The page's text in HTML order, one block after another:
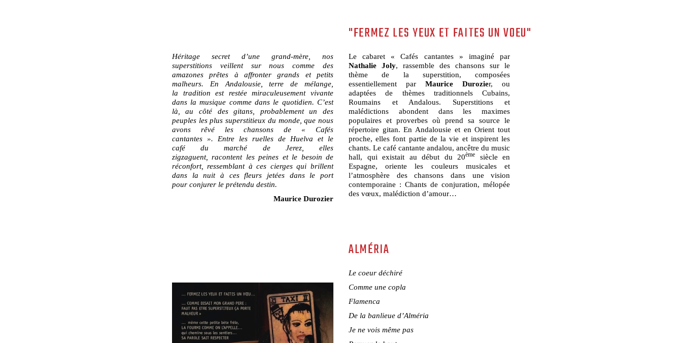
"FERMEZ LES YEUX ET FAITES UN VOEU"
Héritage secret d’une grand-mère, nos
superstitions veillent sur nous comme des
amazones prêtes à affronter grands et petits
malheurs. En Andalousie, terre de mélange,
la tradition est restée miraculeusement vivante
dans la musique comme dans le quotidien. C’est
là, au côté des gitans, probablement un des
peuples les plus superstitieux du monde, que nous
avons rêvé les chansons de « Cafés
cantantes ». Entre les ruelles de Huelva et le
café du marché de Jerez, elles
zigzaguent, racontent les peines et le besoin de
réconfort, ressemblant à ces cierges qui brillent
dans la nuit à ces fleurs jetées dans le port
pour conjurer le prétendu destin.
Maurice Durozier
Le cabaret « Cafés cantantes » imaginé par
Nathalie Joly, rassemble des chansons sur le
thème de la superstition, composées
essentiellement parMaurice Durozier, ou
adaptées de thèmes traditionnels Cubains,
Roumains et Andalous. Superstitions et
malédictions abondent dans les maximes
populaires et proverbes où prend sa source le
répertoire gitan. En Andalousie et en Orient tout
proche, elles font partie de la vie et inspirent les
chants. Le café cantante andalou, ancêtre du music
hall, qui existait au début du 20ème
siècle en
Espagne, oriente les couleurs musicales et
l’atmosphère des chansons dans une vision
contemporaine : Chants de conjuration, mélopée
des vœux, malédiction d’amour…
ALMÉRIA
Le coeur déchiré
Comme une copla
Flamenca
De la banlieue d’Alméria
Je ne vois même pas